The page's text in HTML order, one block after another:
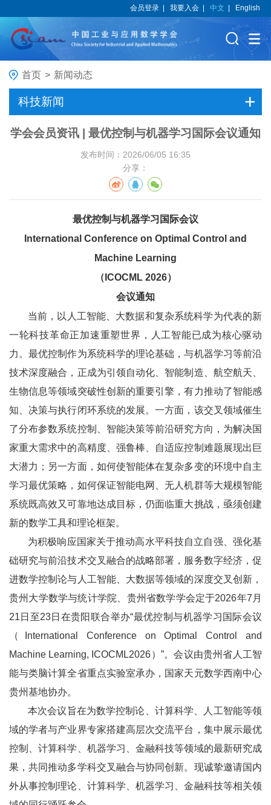
会员登录 |我要入会 |中文 English
首页 > 新闻动态
科技新闻
学会会员资讯 | 最优控制与机器学习国际会议通知
发布时间：2026/06/05 16:35
分享：
最优控制与机器学习国际会议
International Conference on Optimal Control and
Machine Learning
（ICOCML 2026）
会议通知
当前，以人工智能、大数据和复杂系统科学为代表的新
一轮科技革命正加速重塑世界，人工智能已成为核心驱动
力。最优控制作为系统科学的理论基础，与机器学习等前沿
技术深度融合，正成为引领自动化、智能制造、航空航天、
生物信息等领域突破性创新的重要引擎，有力推动了智能感
知、决策与执行闭环系统的发展。一方面，该交叉领域催生
了分布参数系统控制、智能决策等前沿研究方向，为解决国
家重大需求中的高精度、强鲁棒、自适应控制难题展现出巨
大潜力；另一方面，如何使智能体在复杂多变的环境中自主
学习最优策略，如何保证智能电网、无人机群等大规模智能
系统既高效又可靠地达成目标，仍面临重大挑战，亟须创建
新的数学工具和理论框架。
为积极响应国家关于推动高水平科技自立自强、强化基
础研究与前沿技术交叉融合的战略部署，服务数字经济，促
进数学控制论与人工智能、大数据等领域的深度交叉创新，
贵州大学数学与统计学院、贵州省数学学会定于2026年7月
21日至23日在贵阳联合举办“最优控制与机器学习国际会议
（International Conference on Optimal Control and
Machine Learning, ICOCML2026）”。会议由贵州省人工智
能与类脑计算全省重点实验室承办，国家天元数学西南中心
贵州基地协办。
本次会议旨在为数学控制论、计算科学、人工智能等领
域的学者与产业界专家搭建高层次交流平台，集中展示最优
控制、计算科学、机器学习、金融科技等领域的最新研究成
果，共同推动多学科交叉融合与协同创新。现诚挚邀请国内
外从事控制理论、计算科学、机器学习、金融科技等相关领